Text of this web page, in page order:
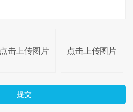
点击上传图片 点击上传图片
提交